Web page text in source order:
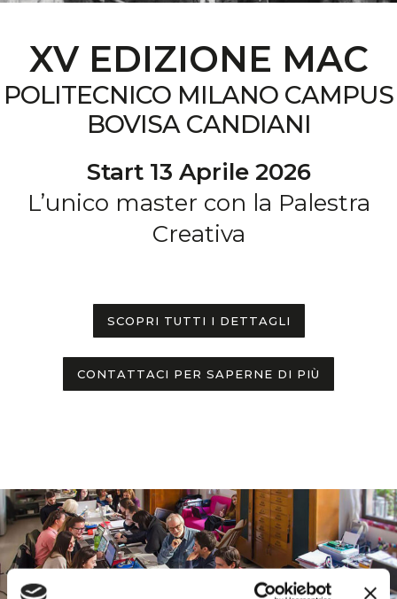
XV EDIZIONE MAC
POLITECNICO MILANO CAMPUS
BOVISA CANDIANI
Start 13 Aprile 2026
L’unico master con la Palestra
Creativa
SCOPRI TUTTI I DETTAGLI
CONTATTACI PER SAPERNE DI PIÙ